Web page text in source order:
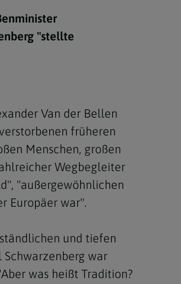
"stellte
Van der Bellen
früheren
Menschen, großen
Wegbegleiter
"außergewöhnlichen
Europäer war".
und tiefen
war
was heißt Tradition?